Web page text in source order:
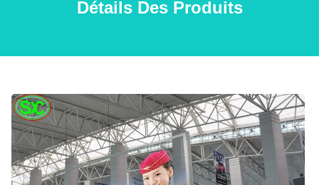
Détails Des Produits